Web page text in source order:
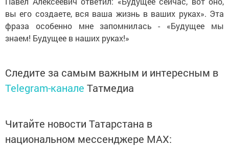
вы его создаете, вся ваша жизнь в ваших руках». Эта
фраза особенно мне запомнилась - «Будущее мы
знаем! Будущее в наших руках!»
Следите за самым важным и интересным в
Telegram-канале Татмедиа
Читайте новости Татарстана в
национальном мессенджере MАХ: